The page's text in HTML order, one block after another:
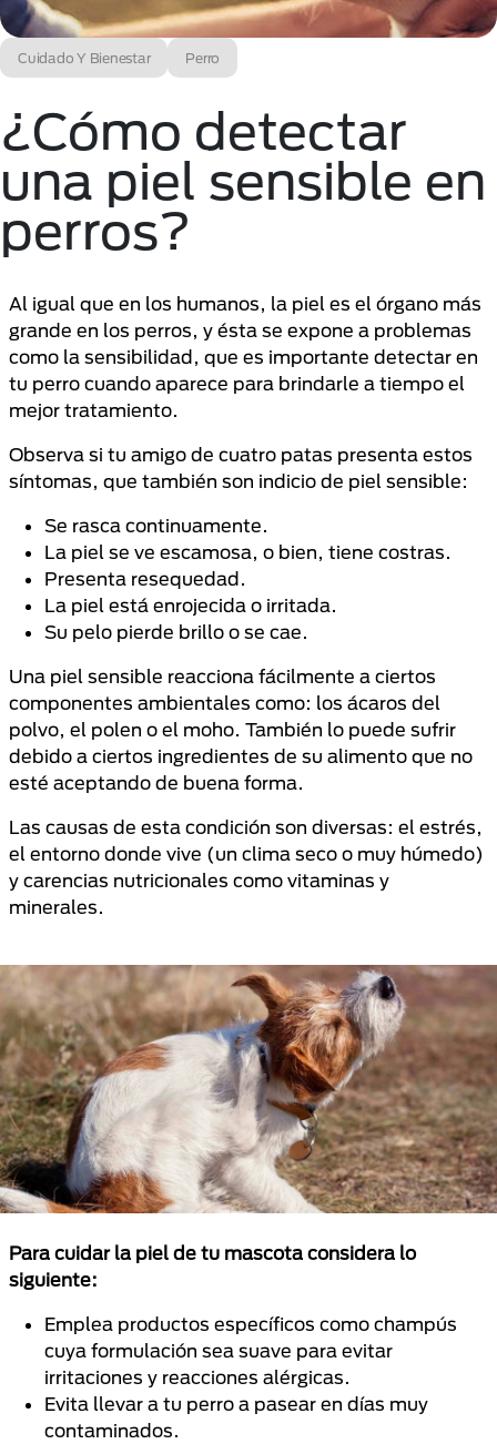
Cuidado Y Bienestar Perro
¿Cómo detectar
una piel sensible en
perros?
Al igual que en los humanos, la piel es el órgano más
grande en los perros, y ésta se expone a problemas
como la sensibilidad, que es importante detectar en
tu perro cuando aparece para brindarle a tiempo el
mejor tratamiento.
Observa si tu amigo de cuatro patas presenta estos
síntomas, que también son indicio de piel sensible:
Se rasca continuamente.
La piel se ve escamosa, o bien, tiene costras.
Presenta resequedad.
La piel está enrojecida o irritada.
Su pelo pierde brillo o se cae.
Una piel sensible reacciona fácilmente a ciertos
componentes ambientales como: los ácaros del
polvo, el polen o el moho. También lo puede sufrir
debido a ciertos ingredientes de su alimento que no
esté aceptando de buena forma.
Las causas de esta condición son diversas: el estrés,
el entorno donde vive (un clima seco o muy húmedo)
y carencias nutricionales como vitaminas y
minerales.
Para cuidar la piel de tu mascota considera lo
siguiente:
Emplea productos específicos como champús
cuya formulación sea suave para evitar
irritaciones y reacciones alérgicas.
Evita llevar a tu perro a pasear en días muy
contaminados.